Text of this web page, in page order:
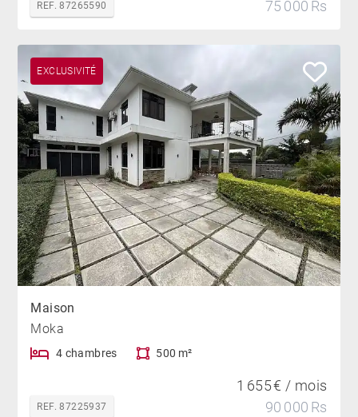
REF. 87265590 75 000 Rs
EXCLUSIVITÉ
Maison
Moka
4 chambres 500 m²
REF. 87225937
1 655 € / mois
90 000 Rs